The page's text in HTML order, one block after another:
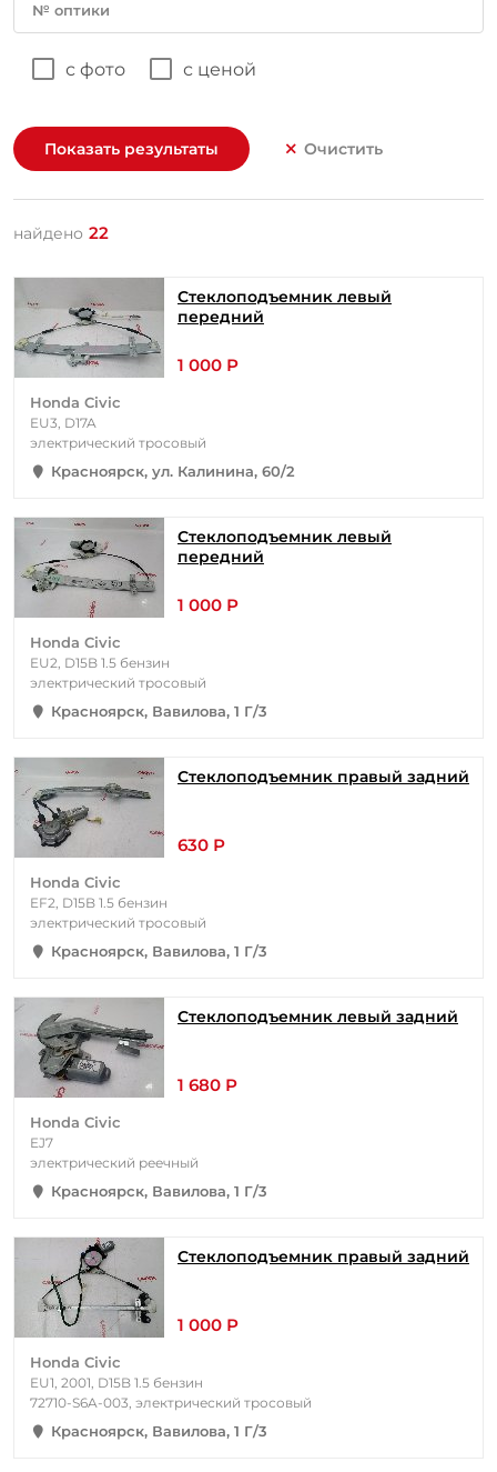
№ оптики
с фото с ценой
Показать результаты Очистить
найдено 22
Стеклоподъемник левый
передний
1 000 Р
Honda Civic
EU3, D17A
электрический тросовый
Красноярск, ул. Калинина, 60/2
Стеклоподъемник левый
передний
1 000 Р
Honda Civic
EU2, D15B 1.5 бензин
электрический тросовый
Красноярск, Вавилова, 1 Г/3
Стеклоподъемник правый задний
630 Р
Honda Civic
EF2, D15B 1.5 бензин
электрический тросовый
Красноярск, Вавилова, 1 Г/3
Стеклоподъемник левый задний
1 680 Р
Honda Civic
EJ7
электрический реечный
Красноярск, Вавилова, 1 Г/3
Стеклоподъемник правый задний
1 000 Р
Honda Civic
EU1, 2001, D15B 1.5 бензин
72710-S6A-003, электрический тросовый
Красноярск, Вавилова, 1 Г/3